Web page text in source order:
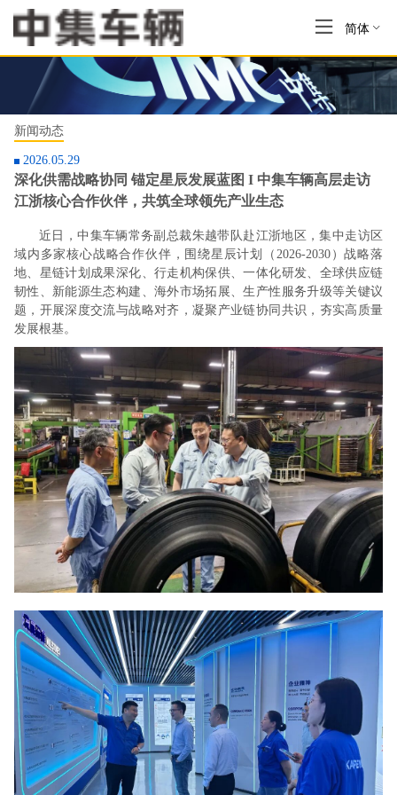
简体
新闻动态
2026.05.29
深化供需战略协同 锚定星辰发展蓝图 I 中集车辆高层走访
江浙核心合作伙伴，共筑全球领先产业生态
近日，中集车辆常务副总裁朱越带队赴江浙地区，集中走访区
域内多家核心战略合作伙伴，围绕星辰计划（2026-2030）战略落
地、星链计划成果深化、行走机构保供、一体化研发、全球供应链
韧性、新能源生态构建、海外市场拓展、生产性服务升级等关键议
题，开展深度交流与战略对齐，凝聚产业链协同共识，夯实高质量
发展根基。